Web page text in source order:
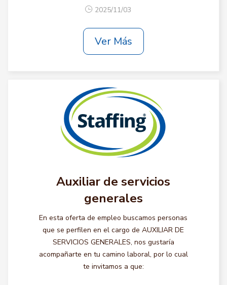
2025/11/03
Ver Más
Auxiliar de servicios
generales
En esta oferta de empleo buscamos personas
que se perfilen en el cargo de AUXILIAR DE
SERVICIOS GENERALES, nos gustaría
acompañarte en tu camino laboral, por lo cual
te invitamos a que: